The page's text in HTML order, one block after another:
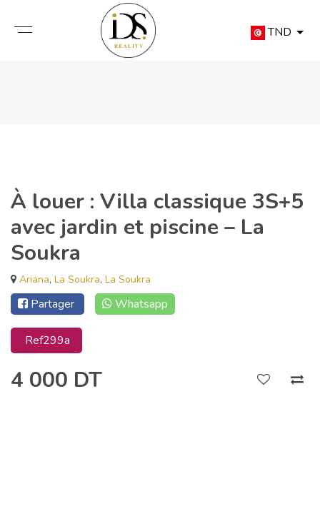
TND
À louer : Villa classique 3S+5
avec jardin et piscine – La
Soukra
Ariana, La Soukra, La Soukra
Partager Whatsapp
Ref299a
4 000 DT